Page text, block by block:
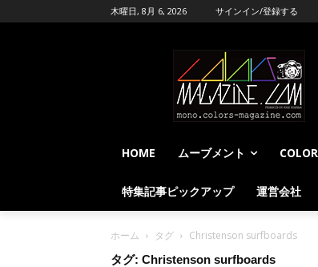
木曜日, 8月 6, 2026 サインイン/登録する
HOME ムーブメント
特集記事ピックアップ 運営会社
ホーム タグ
Christenson surfboards
タグ: Christenson surfboards